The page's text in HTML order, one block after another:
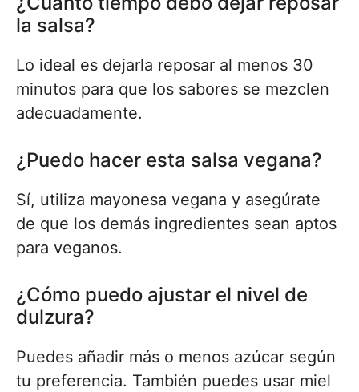
la salsa?
Lo ideal es dejarla reposar al menos 30
minutos para que los sabores se mezclen
adecuadamente.
¿Puedo hacer esta salsa vegana?
Sí, utiliza mayonesa vegana y asegúrate
de que los demás ingredientes sean aptos
para veganos.
¿Cómo puedo ajustar el nivel de
dulzura?
Puedes añadir más o menos azúcar según
tu preferencia. También puedes usar miel